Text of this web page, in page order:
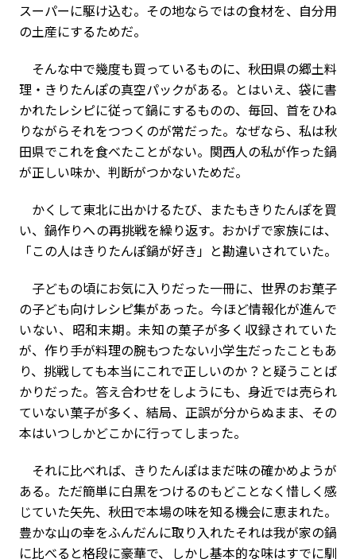
スーパーに駆け込む。その地ならではの食材を、自分用
の土産にするためだ。
そんな中で幾度も買っているものに、秋田県の郷土料
理・きりたんぽの真空パックがある。とはいえ、袋に書
かれたレシピに従って鍋にするものの、毎回、首をひね
りながらそれをつつくのが常だった。なぜなら、私は秋
田県でこれを食べたことがない。関西人の私が作った鍋
が正しい味か、判断がつかないためだ。
かくして東北に出かけるたび、またもきりたんぽを買
い、鍋作りへの再挑戦を繰り返す。おかげで家族には、
「この人はきりたんぽ鍋が好き」と勘違いされていた。
子どもの頃にお気に入りだった一冊に、世界のお菓子
の子ども向けレシピ集があった。今ほど情報化が進んで
いない、昭和末期。未知の菓子が多く収録されていた
が、作り手が料理の腕もつたない小学生だったこともあ
り、挑戦しても本当にこれで正しいのか？と疑うことば
かりだった。答え合わせをしようにも、身近では売られ
ていない菓子が多く、結局、正誤が分からぬまま、その
本はいつしかどこかに行ってしまった。
それに比べれば、きりたんぽはまだ味の確かめようが
ある。ただ簡単に白黒をつけるのもどことなく惜しく感
じていた矢先、秋田で本場の味を知る機会に恵まれた。
豊かな山の幸をふんだんに取り入れたそれは我が家の鍋
に比べると格段に豪華で、しかし基本的な味はすでに馴